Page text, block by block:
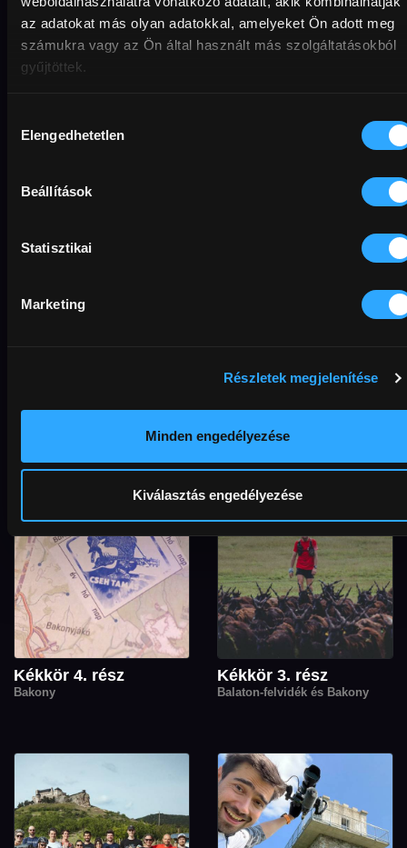
az adatokat más olyan adatokkal, amelyeket Ön adott meg
számukra vagy az Ön által használt más szolgáltatásokból
gyűjtöttek.
kiválasztása
Elengedhetetlen
Beállítások
Statisztikai
Marketing
Részletek megjelenítése
Minden engedélyezése
Kiválasztás engedélyezése
Kékkör 8. rész
Kékkör 5. rész
Vértes és Gerecse
Kékkör 4. rész
Bakony
Kékkör 3. rész
Balaton-felvidék és Bakony